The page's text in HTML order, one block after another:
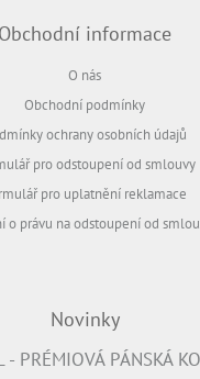
Obchodní informace
O nás
Obchodní podmínky
ochrany osobních údajů
pro odstoupení od smlouvy
pro uplatnění reklamace
o právu na odstoupení od
Novinky
- PRÉMIOVÁ PÁNSKÁ